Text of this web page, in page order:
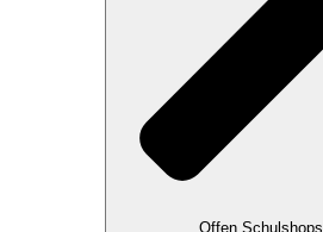
Offen Schulshops